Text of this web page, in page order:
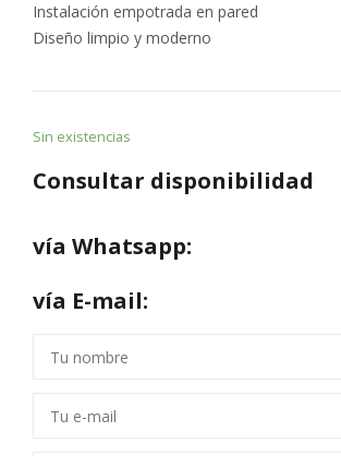
Instalación empotrada en pared
Diseño limpio y moderno
Sin existencias
Consultar disponibilidad
vía Whatsapp:
vía E-mail: